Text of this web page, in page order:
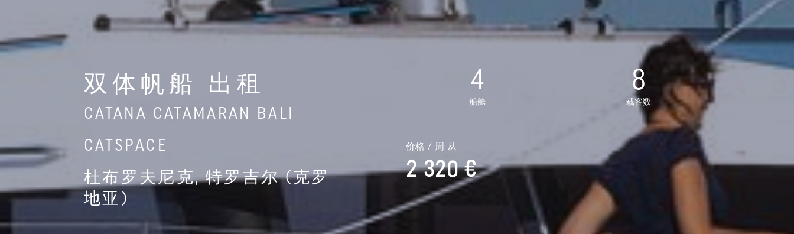
双体帆船 出租
CATANA CATAMARAN BALI
CATSPACE
杜布罗夫尼克, 特罗吉尔 (克罗
地亚)
4
船舱
8
载客数
价格 / 周 从
2 320 €